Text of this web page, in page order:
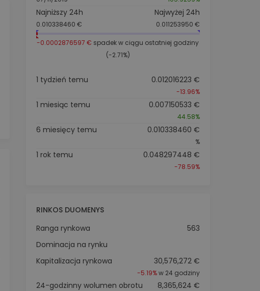
Najniższy 24h
0.010338460 €
Najwyżej 24h
0.011253950 €
-0.0002876597 € spadek w ciągu ostatniej godziny
(-2.71%)
1 tydzień temu 0.012016223 €
-13.96%
1 miesiąc temu 0.007150533 €
44.58%
6 miesięcy temu 0.010338460 €
%
1 rok temu 0.048297448 €
-78.59%
RINKOS DUOMENYS
Ranga rynkowa
563
Dominacja na rynku
Kapitalizacja rynkowa
30,576,272 €
-5.19%w 24 godziny
24-godzinny wolumen obrotu 8,365,624 €